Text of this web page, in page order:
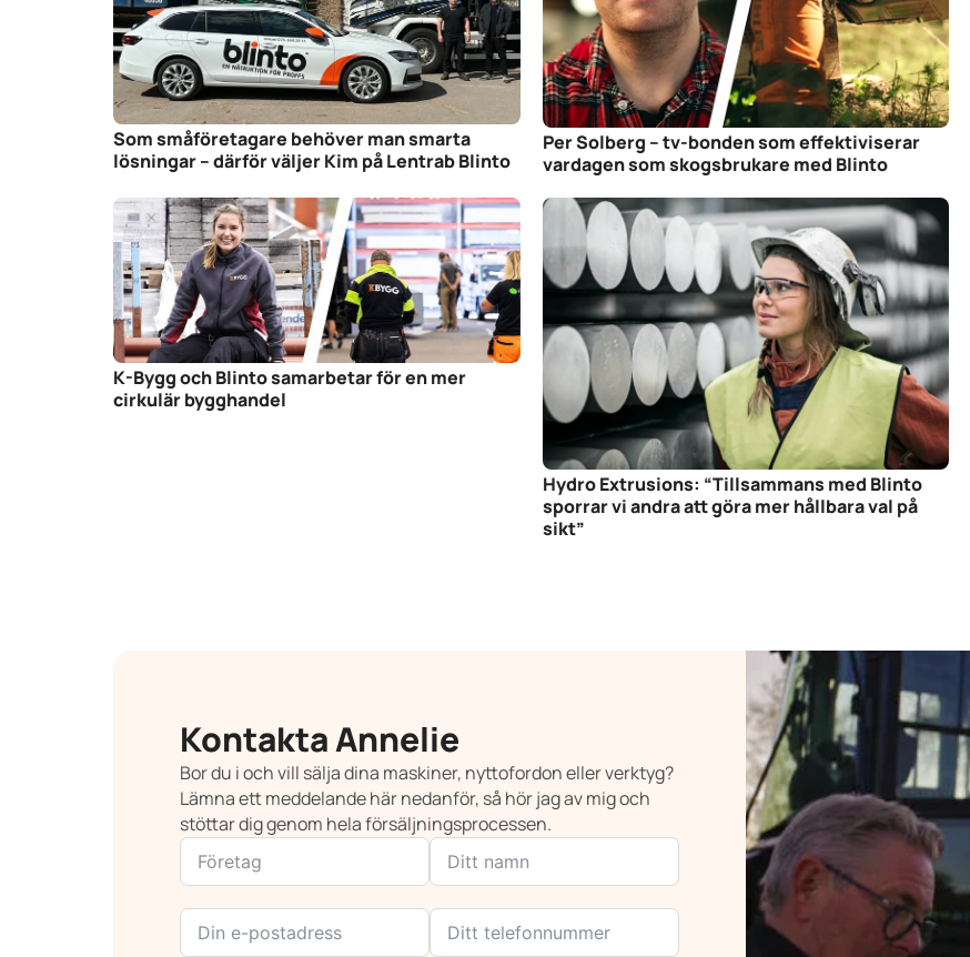
Som småföretagare behöver man smarta
lösningar – därför väljer Kim på Lentrab Blinto
Per Solberg – tv-bonden som effektiviserar
vardagen som skogsbrukare med Blinto
K-Bygg och Blinto samarbetar för en mer
cirkulär bygghandel
Hydro Extrusions: “Tillsammans med Blinto
sporrar vi andra att göra mer hållbara val på
sikt”
Kontakta Annelie
Bor du i och vill sälja dina maskiner, nyttofordon eller verktyg?
Lämna ett meddelande här nedanför, så hör jag av mig och
stöttar dig genom hela försäljningsprocessen.